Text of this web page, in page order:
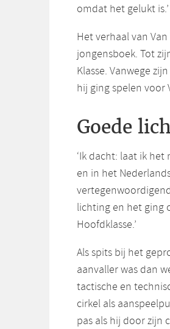
omdat het gelukt is.’
Het verhaal van
jongensboek. Tot
Klasse. Vanwege
hij ging spelen voor
Goede
‘Ik dacht: laat ik
en in het
lichting en het ging
Hoofdklasse.’
Als spits bij het
aanvaller was dan
tactische en
cirkel als
pas als hij door zijn